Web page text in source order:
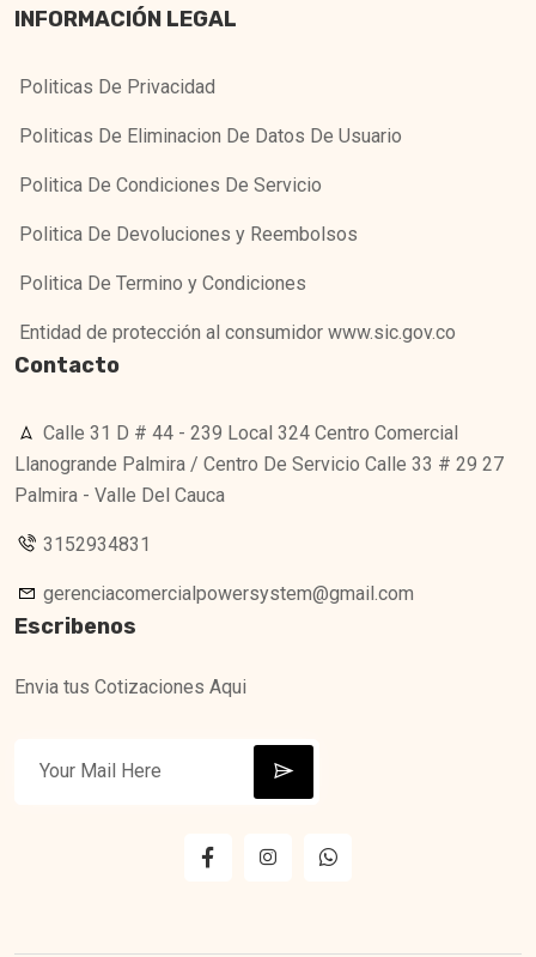
INFORMACIÓN LEGAL
Politicas De Privacidad
Politicas De Eliminacion De Datos De Usuario
Politica De Condiciones De Servicio
Politica De Devoluciones y Reembolsos
Politica De Termino y Condiciones
Entidad de protección al consumidor www.sic.gov.co
Contacto
Calle 31 D # 44 - 239 Local 324 Centro Comercial
Llanogrande Palmira / Centro De Servicio Calle 33 # 29 27
Palmira - Valle Del Cauca
3152934831
gerenciacomercialpowersystem@gmail.com
Escribenos
Envia tus Cotizaciones Aqui